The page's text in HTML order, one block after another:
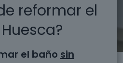
reformar el
el baño sin